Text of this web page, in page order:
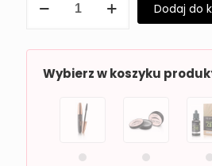
REVERS
Dodaj do
Wybierz w koszyku